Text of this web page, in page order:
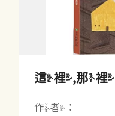
這裡,那裡
作者：